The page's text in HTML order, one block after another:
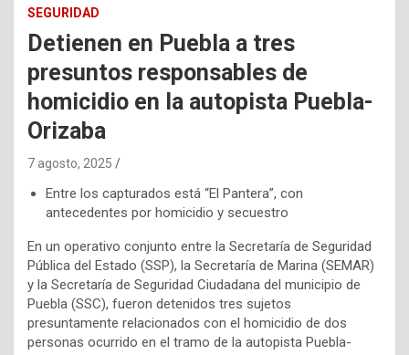
SEGURIDAD
Detienen en Puebla a tres
presuntos responsables de
homicidio en la autopista Puebla-
Orizaba
7 agosto, 2025
Entre los capturados está “El Pantera”, con
antecedentes por homicidio y secuestro
En un operativo conjunto entre la Secretaría de Seguridad
Pública del Estado (SSP), la Secretaría de Marina (SEMAR)
y la Secretaría de Seguridad Ciudadana del municipio de
Puebla (SSC), fueron detenidos tres sujetos
presuntamente relacionados con el homicidio de dos
personas ocurrido en el tramo de la autopista Puebla-